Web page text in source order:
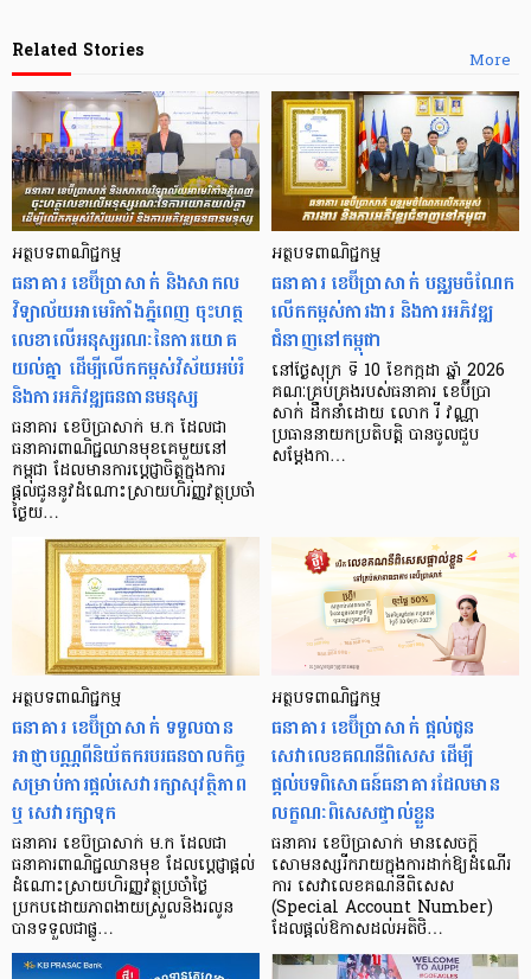
More
Related Stories
អត្ថបទពាណិជ្ជកម្ម
ធនាគារ ខេប៊ីប្រាសាក់ និងសាកល
វិទ្យាល័យអាមេរិកាំងភ្នំពេញ ចុះហត្ថ
លេខាលើអនុស្សរណៈនៃការយោគ
យល់គ្នា ដើម្បីលើកកម្ពស់វិស័យអប់រំ
និងការអភិវឌ្ឍធនធានមនុស្ស
ធនាគារ ខេប៊ីប្រាសាក់ ម.ក ដែលជា
ធនាគារពាណិជ្ជឈានមុខគេមួយនៅ
កម្ពុជា ដែលមានការប្តេជ្ញាចិត្តក្នុងការ
ផ្តល់ជូននូវដំណោះស្រាយហិរញ្ញវត្ថុប្រចាំ
ថ្ងៃយ…
អត្ថបទពាណិជ្ជកម្ម
ធនាគារ ខេប៊ីប្រាសាក់ បន្តរួមចំណែក
លើកកម្ពស់ការងារ និងការអភិវឌ្ឍ
ជំនាញនៅកម្ពុជា
នៅថ្ងៃសុក្រ ទី 10 ខែកក្កដា ឆ្នាំ 2026
គណៈគ្រប់គ្រងរបស់ធនាគារ ខេប៊ីប្រា
សាក់ ដឹកនាំដោយ លោក រី វណ្ណា
ប្រធាននាយកប្រតិបត្តិ បានចូលជួប
សម្តែងកា…
អត្ថបទពាណិជ្ជកម្ម
ធនាគារ ខេប៊ីប្រាសាក់ ទទួលបាន
អាជ្ញាបណ្ណពីនិយ័តករបរធនបាលកិច្ច
សម្រាប់ការផ្តល់សេវារក្សាសុវត្ថិភាព
ឬ សេវារក្សាទុក
ធនាគារ ខេប៊ីប្រាសាក់ ម.ក ដែលជា
ធនាគារពាណិជ្ជឈានមុខ ដែលប្ដេជ្ញាផ្តល់
ដំណោះស្រាយហិរញ្ញវត្ថុប្រចាំថ្ងៃ
ប្រកបដោយភាពងាយស្រួលនិងរលូន
បានទទួលជាផ្លូ…
អត្ថបទពាណិជ្ជកម្ម
ធនាគារ ខេប៊ីប្រាសាក់ ផ្ដល់ជូន
សេវាលេខគណនីពិសេស ដើម្បី
ផ្តល់បទពិសោធន៍ធនាគារដែលមាន
លក្ខណៈពិសេសផ្ទាល់ខ្លួន
ធនាគារ ខេប៊ីប្រាសាក់ មានសេចក្តី
សោមនស្សរីករាយក្នុងការដាក់ឱ្យដំណើរ
ការ សេវាលេខគណនីពិសេស
(Special Account Number)
ដែលផ្តល់ឱកាសដល់អតិថិ…